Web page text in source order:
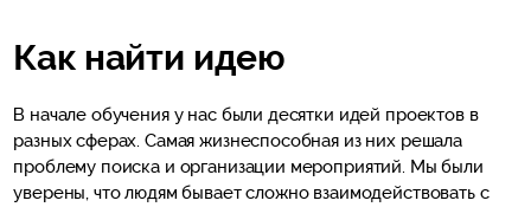
Как найти идею
В начале обучения у нас были десятки идей проектов в
разных сферах. Самая жизнеспособная из них решала
проблему поиска и организации мероприятий. Мы были
уверены, что людям бывает сложно взаимодействовать с